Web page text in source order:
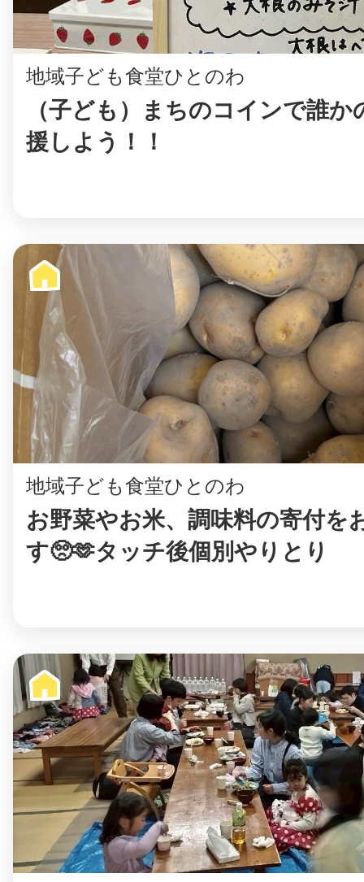
地域子ども食堂ひとのわ
（子ども）まちのコインで誰か
援しよう！！
地域子ども食堂ひとのわ
お野菜やお米、調味料の寄付を
す🥺🫶タッチ後個別やりとり
©︎ KAYAC Inc.All